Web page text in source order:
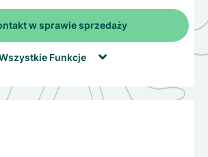
w sprawie sprzedaży
Funkcje 
reakcji